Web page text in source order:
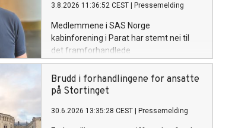
3.8.2026 11:36:52 CEST Pressemelding
Medlemmene i SAS Norge
kabinforening i Parat har stemt nei til
det framforhandlede
meklingsresultatet. Med nærmere 70
prosent nei-stemmer sendes partene nå
tilbake til forhandlingsbordet. Parat ber
NHO Luftfart for å unngå streik.
Brudd i forhandlingene for ansatte
på Stortinget
30.6.2026 13:35:28 CEST Pressemelding